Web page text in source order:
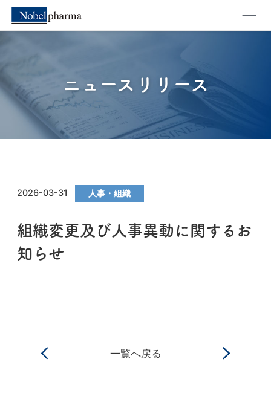
ニュースリリース
2026-03-31 人事・組織
組織変更及び人事異動に関するお
知らせ
一覧へ戻る